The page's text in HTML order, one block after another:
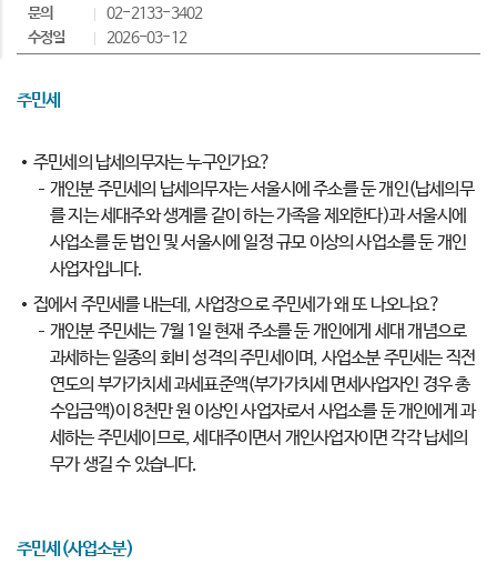
문의
02-2133-3402
수정일
2026-03-12
주민세
주민세의 납세의무자는 누구인가요?
개인분 주민세의 납세의무자는 서울시에 주소를 둔 개인(납세의무
를 지는 세대주와 생계를 같이 하는 가족을 제외한다)과 서울시에
사업소를 둔 법인 및 서울시에 일정 규모 이상의 사업소를 둔 개인
사업자입니다.
집에서 주민세를 내는데, 사업장으로 주민세가 왜 또 나오나요?
개인분 주민세는 7월 1일 현재 주소를 둔 개인에게 세대 개념으로
과세하는 일종의 회비 성격의 주민세이며, 사업소분 주민세는 직전
연도의 부가가치세 과세표준액(부가가치세 면세사업자인 경우 총
수입금액)이 8천만 원 이상인 사업자로서 사업소를 둔 개인에게 과
세하는 주민세이므로, 세대주이면서 개인사업자이면 각각 납세의
무가 생길 수 있습니다.
주민세(사업소분)